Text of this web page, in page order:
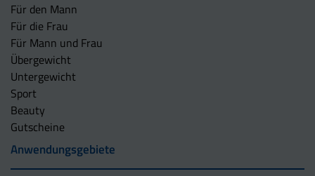
Für den Mann
Für die Frau
Für Mann und Frau
Übergewicht
Untergewicht
Sport
Beauty
Gutscheine
Anwendungsgebiete